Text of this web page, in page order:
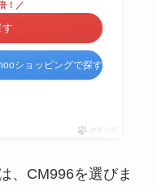
！／
ショッピングで探す
ポチップ
、CM996を選びま